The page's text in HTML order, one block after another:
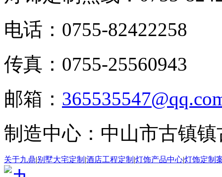
电话：0755-82422258
传真：0755-25560943
邮箱：
制造中心：中山市古镇
关于九鼎|别墅大宅定制 |酒店工程定制 |灯饰产品中心|灯饰定制